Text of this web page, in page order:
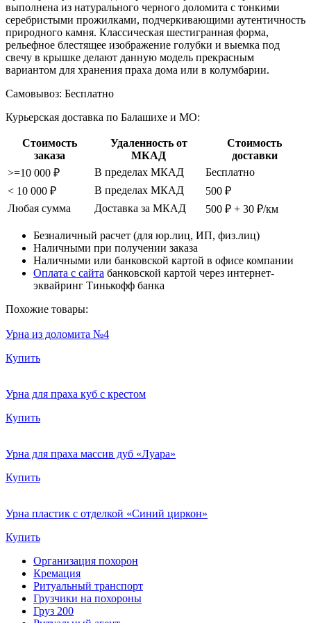
выполнена из натурального черного доломита с тонкими
серебристыми прожилками, подчеркивающими аутентичность
природного камня. Классическая шестигранная форма,
рельефное блестящее изображение голубки и выемка под
свечу в крышке делают данную модель прекрасным
вариантом для хранения праха дома или в колумбарии.
Самовывоз: Бесплатно
Курьерская доставка по Балашихе и МО:
Стоимость
заказа
Удаленность от
МКАД
Стоимость
доставки
>=10 000 ₽
В пределах МКАД
Бесплатно
< 10 000 ₽
В пределах МКАД
500 ₽
Любая сумма
Доставка за МКАД 500 ₽ + 30 ₽/км
Безналичный расчет (для юр.лиц, ИП, физ.лиц)
Наличными при получении заказа
Наличными или банковской картой в офисе компании
Оплата с сайта банковской картой через интернет-
эквайринг Тинькофф банка
Похожие товары:
Урна из доломита №4
Купить
Урна для праха куб с крестом
Купить
Урна для праха массив дуб «Луара»
Купить
Урна пластик с отделкой «Синий циркон»
Купить
Организация похорон
Кремация
Ритуальный транспорт
Грузчики на похороны
Груз 200